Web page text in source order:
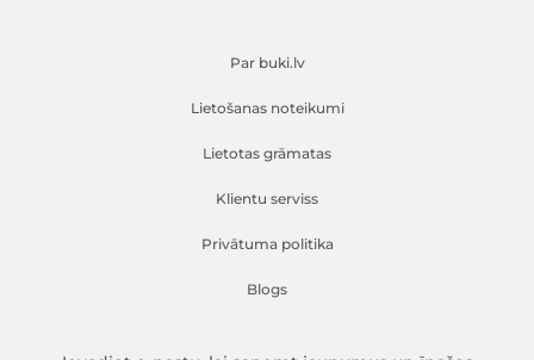
Par buki.lv
Lietošanas noteikumi
Lietotas grāmatas
Klientu serviss
Privātuma politika
Blogs